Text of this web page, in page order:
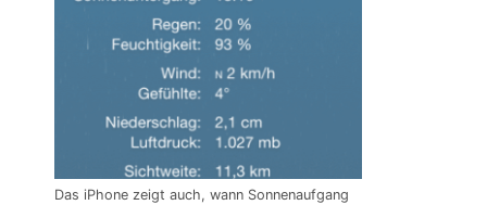
Das iPhone zeigt auch, wann Sonnenaufgang